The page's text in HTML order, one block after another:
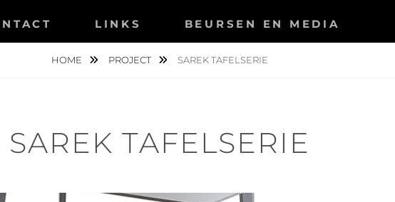
LINKS BEURSEN EN MEDIA
HOME PROJECT SAREK TAFELSERIE
SAREK TAFELSERIE